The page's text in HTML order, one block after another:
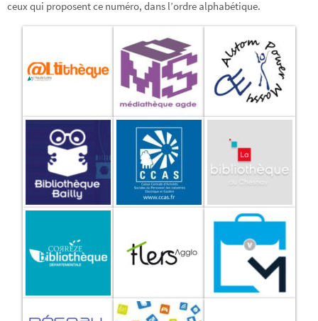
ceux qui proposent ce numéro, dans l’ordre alphabétique.